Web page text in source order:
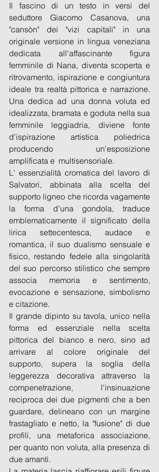
Il fascino di un testo in versi del
seduttore Giacomo Casanova, una
"cansòn" dei "vizi capitali" in una
originale versione in lingua veneziana
dedicata all'affascinante figura
femminile di Nana, diventa scoperta e
ritrovamento, ispirazione e congiuntura
ideale tra realtà pittorica e narrazione.
Una dedica ad una donna voluta ed
idealizzata, bramata e goduta nella sua
femminile leggiadria, diviene fonte
d'ispirazione artistica poliedrica
producendo un'esposizione
amplificata e  multisensoriale.
L' essenzialità cromatica del lavoro di
Salvatori, abbinata alla scelta del
supporto ligneo che ricorda vagamente
la forma d'una gondola, traduce
emblematicamente il significato della
lirica settecentesca, audace e
romantica, il suo dualismo sensuale e
fisico, restando fedele alla singolarità
del suo percorso stilistico che sempre
associa memoria e sentimento,
evocazione e sensazione, simbolismo
e citazione.
Il grande dipinto su tavola, unico nella
forma ed essenziale nella scelta
pittorica del bianco e nero, sino ad
arrivare al colore originale del
supporto, supera la soglia della
leggerezza decorativa attraverso la
compenetrazione, l'insinuazione
reciproca dei due pigmenti che a ben
guardare, delineano con un margine
frastagliato e netto, la "fusione" di due
profili, una metaforica associazione,
per quanto non voluta, alla presenza di
due amanti.